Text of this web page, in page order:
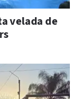
velada de